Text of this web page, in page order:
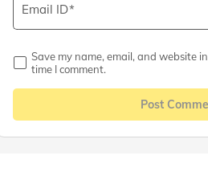
Email ID
Save my name, email, and website
time I comment.
Post